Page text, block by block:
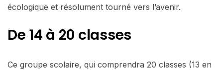
écologique et résolument tourné vers l’avenir.
De 14 à 20 classes
Ce groupe scolaire, qui comprendra 20 classes (13 en